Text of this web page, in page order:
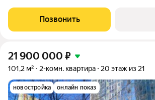
уютная спальня, функциональная кухня и
пространство на лоджии. Планировка и
Позвонить
21 900 000 ₽
101,2 м² 2-комн. квартира 20 этаж из 21
новостройка онлайн показ